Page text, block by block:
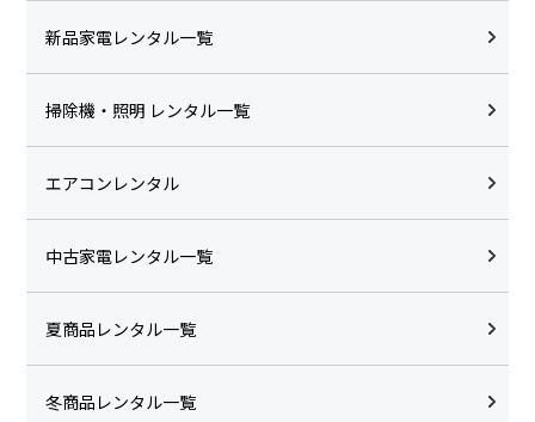
新品家電レンタル一覧
掃除機・照明 レンタル一覧
エアコンレンタル
中古家電レンタル一覧
夏商品レンタル一覧
冬商品レンタル一覧